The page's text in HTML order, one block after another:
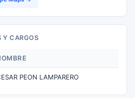
Y CARGOS
PEON LAMPARERO